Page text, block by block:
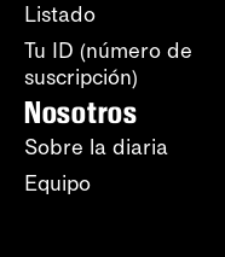
Listado
Tu ID (número de
suscripción)
Nosotros
Sobre la diaria
Equipo